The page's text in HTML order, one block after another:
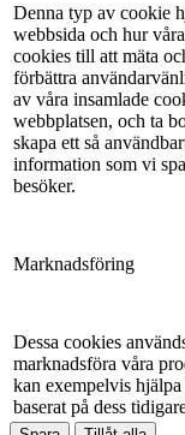
Denna typ av cookie
webbsida och hur
cookies till att mäta
förbättra
av våra insamlade
webbplatsen, och ta
skapa ett så
information som vi
besöker.
Marknadsföring
Dessa cookies
marknadsföra våra
kan exempelvis hjälpa
baserat på dess